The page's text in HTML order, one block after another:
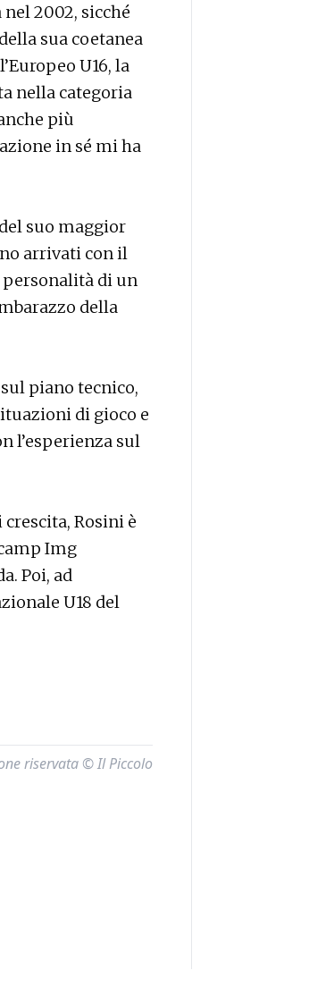
2002, sicché
sua coetanea
U16, la
nella categoria
più
in sé mi ha
suo maggior
arrivati con il
personalità di un
della
piano tecnico,
di gioco e
l’esperienza sul
Rosini è
Img
Poi, ad
U18 del
riservata © Il Piccolo